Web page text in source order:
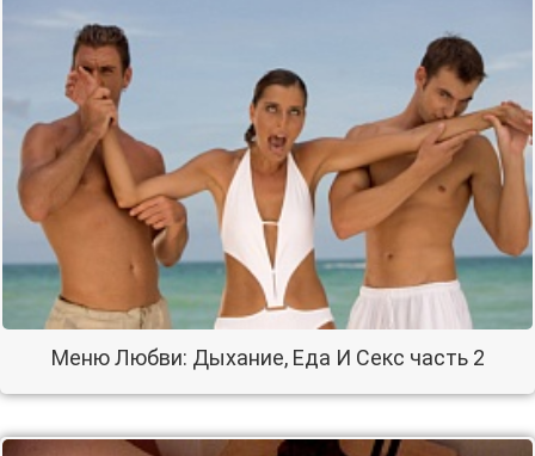
Меню Любви: Дыхание, Еда И Секс часть 2